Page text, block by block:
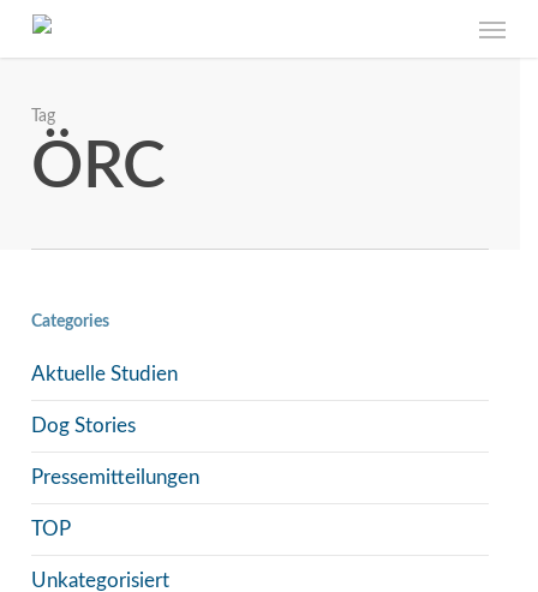
Skip
content
Tag
ÖRC
Categories
Aktuelle Studien
Dog Stories
Pressemitteilungen
TOP
Unkategorisiert
Jetzt anmelden